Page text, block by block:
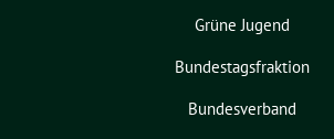
Grüne Jugend
Bundestagsfraktion
Bundesverband